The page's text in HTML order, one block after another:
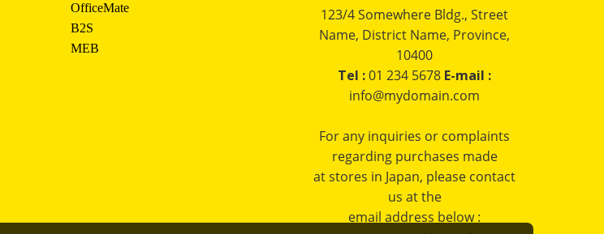
OfficeMate
B2S
MEB
123/4 Somewhere Bldg., Street
Name, District Name, Province,
10400
Tel :01 234 5678 E-mail :
info@mydomain.com
For any inquiries or complaints
regarding purchases made
at stores in Japan, please contact
us at the
email address below :